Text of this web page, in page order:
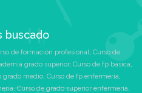
buscado
de formación profesional, Curso de
grado superior, Curso de fp basica,
grado medio, Curso de fp enfermeria,
,Curso de grado superior enfermeria,